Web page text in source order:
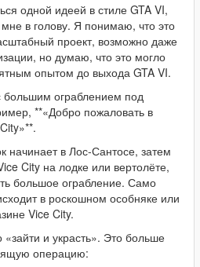
одной идеей в стиле GTA VI,
в голову. Я понимаю, что это
проект, возможно даже
но думаю, что это могло
опытом до выхода GTA VI.
большим ограблением под
**«Добро пожаловать в
начинает в Лос-Сантосе, затем
City на лодке или вертолёте,
большое ограбление. Само
в роскошном особняке или
Vice City.
«зайти и украсть». Это больше
операцию: